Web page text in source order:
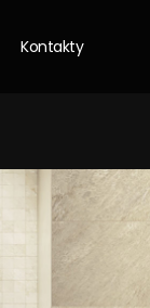
Kontakty